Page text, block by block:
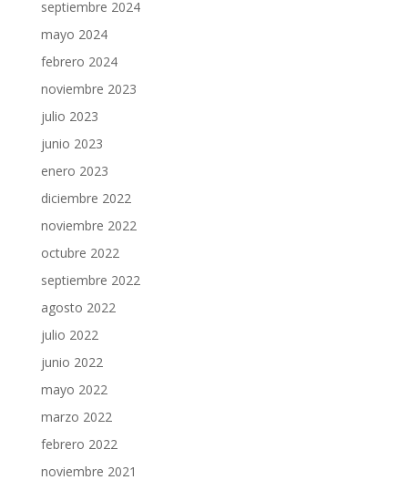
septiembre 2024
mayo 2024
febrero 2024
noviembre 2023
julio 2023
junio 2023
enero 2023
diciembre 2022
noviembre 2022
octubre 2022
septiembre 2022
agosto 2022
julio 2022
junio 2022
mayo 2022
marzo 2022
febrero 2022
noviembre 2021